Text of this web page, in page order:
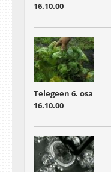
16.10.00
Telegeen 6. osa
16.10.00